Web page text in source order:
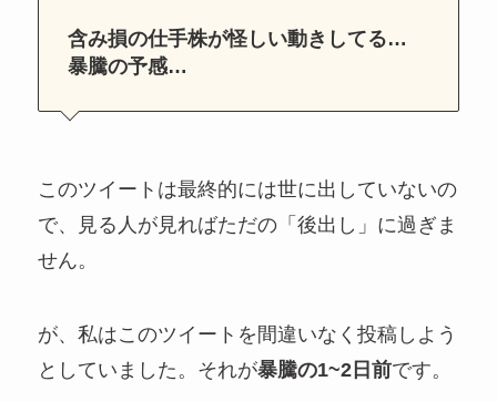
含み損の仕手株が怪しい動きしてる…
暴騰の予感…
このツイートは最終的には世に出していないの
で、見る人が見ればただの「後出し」に過ぎま
せん。
が、私はこのツイートを間違いなく投稿しよう
としていました。それが暴騰の1~2日前です。